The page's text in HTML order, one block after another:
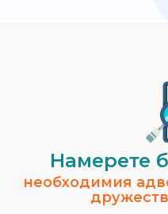
Намерете
необходимия